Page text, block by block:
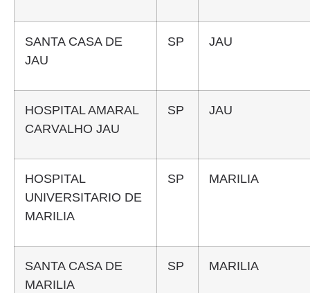
SANTA CASA DE
JAU
SP JAU
HOSPITAL AMARAL
CARVALHO JAU
SP JAU
HOSPITAL
UNIVERSITARIO DE
MARILIA
SP MARILIA
SANTA CASA DE
MARILIA
SP MARILIA